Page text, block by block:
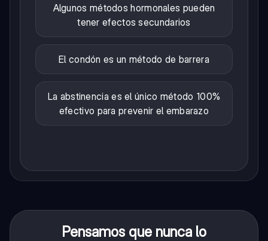
Algunos métodos hormonales pueden
tener efectos secundarios
El condón es un método de barrera
La abstinencia es el único método 100%
efectivo para prevenir el embarazo
Pensamos que nunca lo